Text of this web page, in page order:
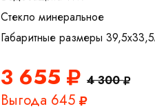
Стекло минеральное
3 655 4 300
Выгода 645